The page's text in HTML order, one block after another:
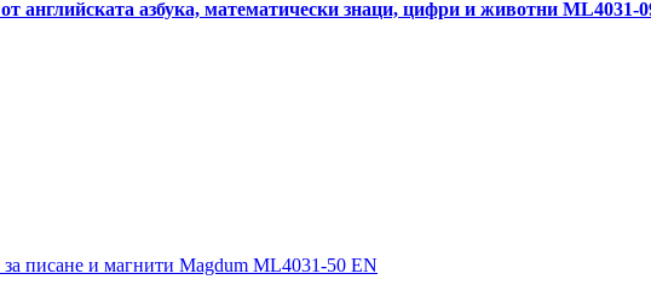
английската азбука, математически знаци, цифри и животни ML4031-